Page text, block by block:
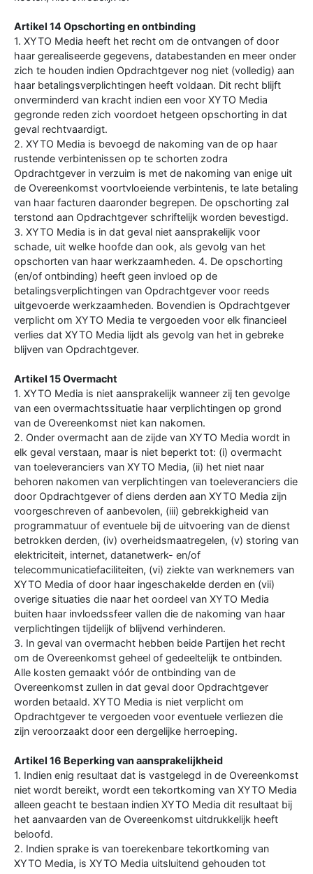
Artikel 14 Opschorting en ontbinding
1. XYTO Media heeft het recht om de ontvangen of door
haar gerealiseerde gegevens, databestanden en meer onder
zich te houden indien Opdrachtgever nog niet (volledig) aan
haar betalingsverplichtingen heeft voldaan. Dit recht blijft
onverminderd van kracht indien een voor XYTO Media
gegronde reden zich voordoet hetgeen opschorting in dat
geval rechtvaardigt.
2. XYTO Media is bevoegd de nakoming van de op haar
rustende verbintenissen op te schorten zodra
Opdrachtgever in verzuim is met de nakoming van enige uit
de Overeenkomst voortvloeiende verbintenis, te late betaling
van haar facturen daaronder begrepen. De opschorting zal
terstond aan Opdrachtgever schriftelijk worden bevestigd.
3. XYTO Media is in dat geval niet aansprakelijk voor
schade, uit welke hoofde dan ook, als gevolg van het
opschorten van haar werkzaamheden. 4. De opschorting
(en/of ontbinding) heeft geen invloed op de
betalingsverplichtingen van Opdrachtgever voor reeds
uitgevoerde werkzaamheden. Bovendien is Opdrachtgever
verplicht om XYTO Media te vergoeden voor elk financieel
verlies dat XYTO Media lijdt als gevolg van het in gebreke
blijven van Opdrachtgever.
Artikel 15 Overmacht
1. XYTO Media is niet aansprakelijk wanneer zij ten gevolge
van een overmachtssituatie haar verplichtingen op grond
van de Overeenkomst niet kan nakomen.
2. Onder overmacht aan de zijde van XYTO Media wordt in
elk geval verstaan, maar is niet beperkt tot: (i) overmacht
van toeleveranciers van XYTO Media, (ii) het niet naar
behoren nakomen van verplichtingen van toeleveranciers die
door Opdrachtgever of diens derden aan XYTO Media zijn
voorgeschreven of aanbevolen, (iii) gebrekkigheid van
programmatuur of eventuele bij de uitvoering van de dienst
betrokken derden, (iv) overheidsmaatregelen, (v) storing van
elektriciteit, internet, datanetwerk- en/of
telecommunicatiefaciliteiten, (vi) ziekte van werknemers van
XYTO Media of door haar ingeschakelde derden en (vii)
overige situaties die naar het oordeel van XYTO Media
buiten haar invloedssfeer vallen die de nakoming van haar
verplichtingen tijdelijk of blijvend verhinderen.
3. In geval van overmacht hebben beide Partijen het recht
om de Overeenkomst geheel of gedeeltelijk te ontbinden.
Alle kosten gemaakt vóór de ontbinding van de
Overeenkomst zullen in dat geval door Opdrachtgever
worden betaald. XYTO Media is niet verplicht om
Opdrachtgever te vergoeden voor eventuele verliezen die
zijn veroorzaakt door een dergelijke herroeping.
Artikel 16 Beperking van aansprakelijkheid
1. Indien enig resultaat dat is vastgelegd in de Overeenkomst
niet wordt bereikt, wordt een tekortkoming van XYTO Media
alleen geacht te bestaan indien XYTO Media dit resultaat bij
het aanvaarden van de Overeenkomst uitdrukkelijk heeft
beloofd.
2. Indien sprake is van toerekenbare tekortkoming van
XYTO Media, is XYTO Media uitsluitend gehouden tot